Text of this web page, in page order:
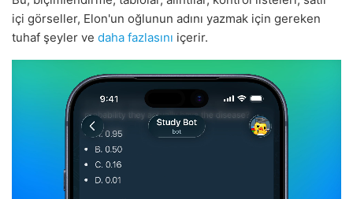
içi görseller, Elon'un oğlunun adını yazmak için gereken
tuhaf şeyler ve daha fazlasını içerir.